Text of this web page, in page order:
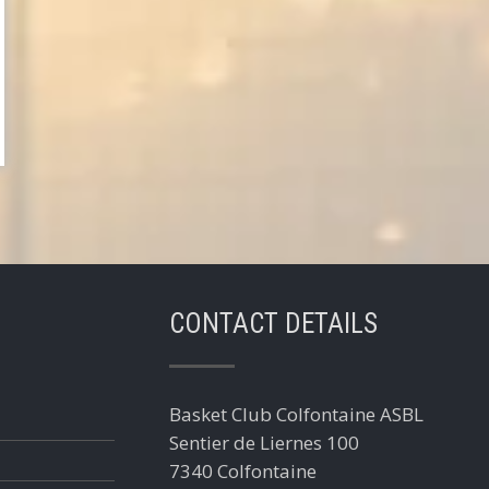
CONTACT DETAILS
Basket Club Colfontaine ASBL
Sentier de Liernes 100
7340 Colfontaine